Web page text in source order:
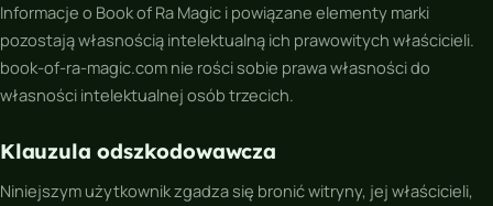
Informacje o Book of Ra Magic i powiązane elementy marki
pozostają własnością intelektualną ich prawowitych właścicieli.
book-of-ra-magic.com nie rości sobie prawa własności do
własności intelektualnej osób trzecich.
Klauzula odszkodowawcza
Niniejszym użytkownik zgadza się bronić witryny, jej właścicieli,